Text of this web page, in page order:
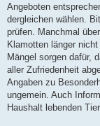
Angeboten
dergleichen wählen.
prüfen. Manchmal
Klamotten länger
Mängel sorgen dafür,
aller Zufriedenheit
Angaben zu
ungemein. Auch
Haushalt lebenden